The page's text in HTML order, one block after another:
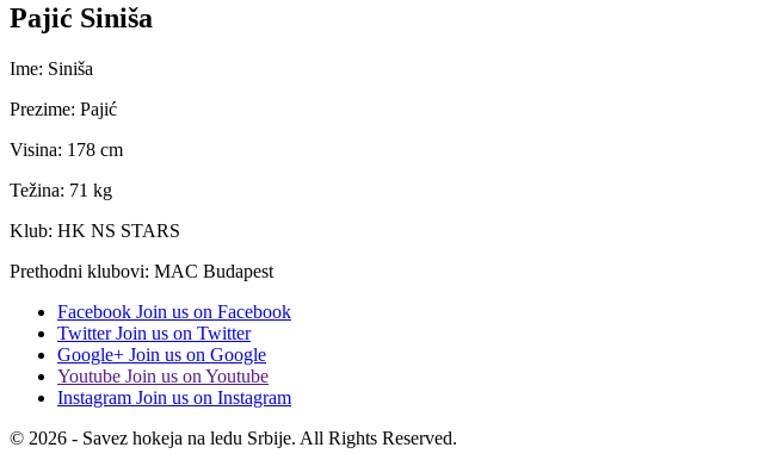
Pajić Siniša
Ime: Siniša
Prezime: Pajić
Visina: 178 cm
Težina: 71 kg
Klub: HK NS STARS
Prethodni klubovi: MAC Budapest
Facebook Join us on Facebook
Twitter Join us on Twitter
Google+ Join us on Google
Youtube Join us on Youtube
Instagram Join us on Instagram
© 2026 - Savez hokeja na ledu Srbije. All Rights Reserved.